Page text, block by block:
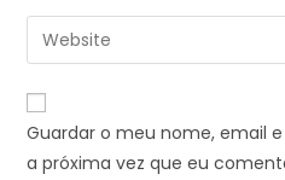
Guardar o meu nome, email
a próxima vez que eu